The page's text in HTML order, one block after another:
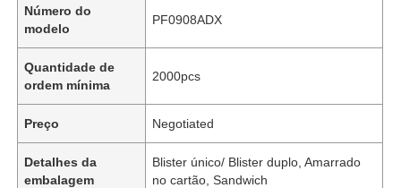
Número do
modelo
PF0908ADX
Quantidade de
ordem mínima
2000pcs
Preço Negotiated
Detalhes da
embalagem
Blister único/ Blister duplo, Amarrado
no cartão, Sandwich